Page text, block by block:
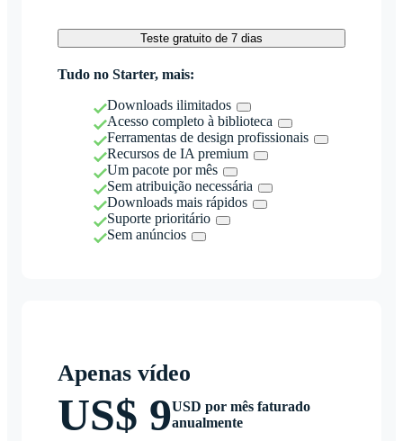
Teste gratuito de 7 dias
Tudo no Starter, mais:
Downloads ilimitados
Acesso completo à biblioteca
Ferramentas de design profissionais
Recursos de IA premium
Um pacote por mês
Sem atribuição necessária
Downloads mais rápidos
Suporte prioritário
Sem anúncios
Apenas vídeo
US$ 9USD por mês faturado
anualmente